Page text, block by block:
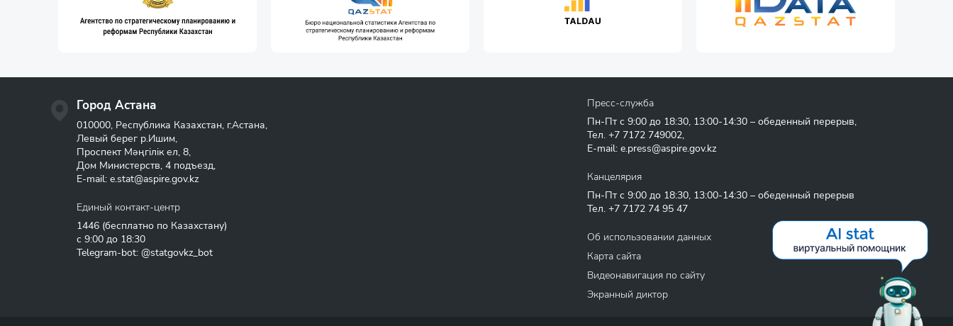
Город Астана
010000, Республика Казахстан, г.Астана,
Левый берег р.Ишим,
Проспект Мәңгілік ел, 8,
Дом Министерств, 4 подъезд,
E-mail: e.stat@aspire.gov.kz
Единый контакт-центр
1446 (бесплатно по Казахстану)
с 9:00 до 18:30
Telegram-bot: @statgovkz_bot
Пресс-служба
Пн-Пт с 9:00 до 18:30, 13:00-14:30 – обеденный перерыв,
Тел. +7 7172 749002,
E-mail: e.press@aspire.gov.kz
Канцелярия
Пн-Пт с 9:00 до 18:30, 13:00-14:30 – обеденный перерыв
Тел. +7 7172 74 95 47
Об использовании данных
Карта сайта
Видеонавигация по сайту
Экранный диктор